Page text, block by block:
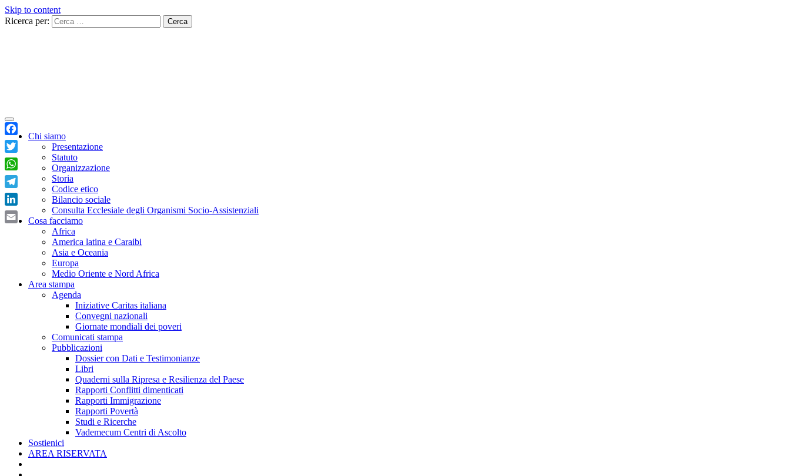
Skip to content
Ricerca per:
Chi siamo
Presentazione
Statuto
Organizzazione
Storia
Codice etico
Bilancio sociale
Consulta Ecclesiale degli Organismi Socio-Assistenziali
Cosa facciamo
Africa
America latina e Caraibi
Asia e Oceania
Europa
Medio Oriente e Nord Africa
Area stampa
Agenda
Iniziative Caritas italiana
Convegni nazionali
Giornate mondiali dei poveri
Comunicati stampa
Pubblicazioni
Dossier con Dati e Testimonianze
Libri
Quaderni sulla Ripresa e Resilienza del Paese
Rapporti Conflitti dimenticati
Rapporti Immigrazione
Rapporti Povertà
Studi e Ricerche
Vademecum Centri di Ascolto
Sostienici
AREA RISERVATA
Facebook
Twitter
WhatsApp
Telegram
LinkedIn